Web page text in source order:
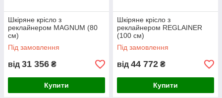
Шкіряне крісло з
реклайнером MAGNUM (80
см)
Під замовлення
від 31 356 ₴
Купити
Шкіряне крісло з
реклайнером REGLAINER
(100 см)
Під замовлення
від 44 772 ₴
Купити